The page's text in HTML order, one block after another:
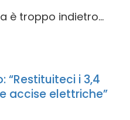
è troppo indietro...
“Restituiteci i 3,4
accise elettriche”